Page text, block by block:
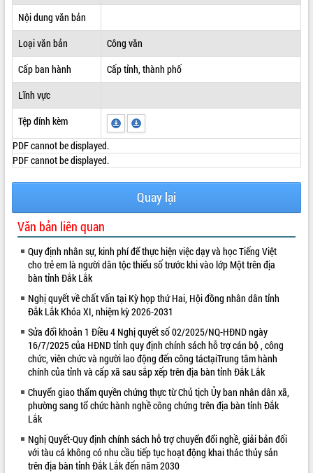
ĐIỂM TIN VĂN BẢN
Không có file video nào để phát.
ALBUM ẢNH
Nội dung văn bản
Loại văn bản
Công văn
Cấp ban hành
Cấp tỉnh, thành phố
Lĩnh vực
Tệp đính kèm
PDF cannot be displayed.
PDF cannot be displayed.
Quay lại
Văn bản liên quan
Quy định nhân sự, kinh phí để thực hiện việc dạy và học Tiếng Việt
cho trẻ em là người dân tộc thiểu số trước khi vào lớp Một trên địa
bàn tỉnh Đắk Lắk
Nghị quyết về chất vấn tại Kỳ họp thứ Hai, Hội đồng nhân dân tỉnh
Đắk Lắk Khóa XI, nhiệm kỳ 2026-2031
Sửa đổi khoản 1 Điều 4 Nghị quyết số 02/2025/NQ-HĐND ngày
16/7/2025 của HĐND tỉnh quy định chính sách hỗ trợ cán bộ , công
chức, viên chức và người lao động đến công táctạiTrung tâm hành
chính của tỉnh và cấp xã sau sắp xếp trên địa bàn tỉnh Đắk Lắk
Chuyển giao thẩm quyền chứng thực từ Chủ tịch Ủy ban nhân dân xã,
phường sang tổ chức hành nghề công chứng trên địa bàn tỉnh Đắk
Lắk
Nghị Quyết-Quy định chính sách hỗ trợ chuyển đổi nghề, giải bản đối
với tàu cá không có nhu cầu tiếp tục hoạt động khai thác thủy sản
trên địa bàn tỉnh Đắk Lắk đến năm 2030